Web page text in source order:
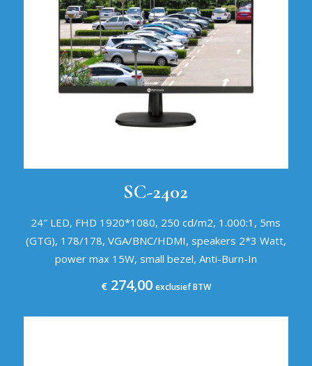
SC-2402
24″ LED, FHD 1920*1080, 250 cd/m2, 1.000:1, 5ms
(GTG), 178/178, VGA/BNC/HDMI, speakers 2*3 Watt,
power max 15W, small bezel, Anti-Burn-In
€274,00 exclusief BTW